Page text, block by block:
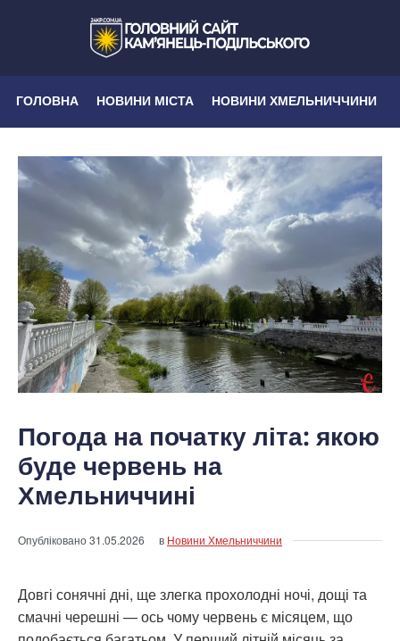
ГОЛОВНА НОВИНИ МІСТА НОВИНИ ХМЕЛЬНИЧЧИНИ
Погода на початку літа: якою
буде червень на
Хмельниччині
Опубліковано31.05.2026 в Новини Хмельниччини
Довгі сонячні дні, ще злегка прохолодні ночі, дощі та
смачні черешні — ось чому червень є місяцем, що